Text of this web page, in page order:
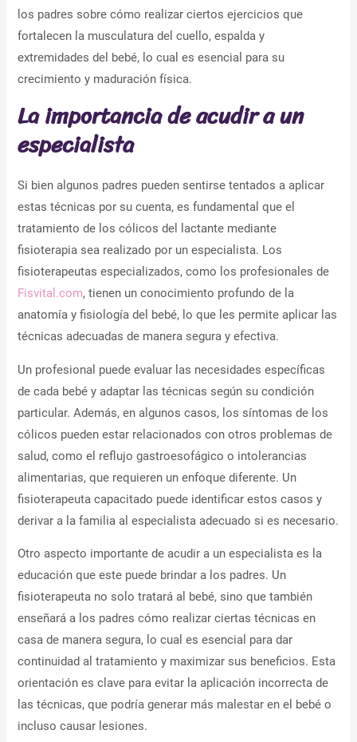
los padres sobre cómo realizar ciertos ejercicios que
fortalecen la musculatura del cuello, espalda y
extremidades del bebé, lo cual es esencial para su
crecimiento y maduración física.
La importancia de acudir a un
especialista
Si bien algunos padres pueden sentirse tentados a aplicar
estas técnicas por su cuenta, es fundamental que el
tratamiento de los cólicos del lactante mediante
fisioterapia sea realizado por un especialista. Los
fisioterapeutas especializados, como los profesionales de
Fisvital.com, tienen un conocimiento profundo de la
anatomía y fisiología del bebé, lo que les permite aplicar las
técnicas adecuadas de manera segura y efectiva.
Un profesional puede evaluar las necesidades específicas
de cada bebé y adaptar las técnicas según su condición
particular. Además, en algunos casos, los síntomas de los
cólicos pueden estar relacionados con otros problemas de
salud, como el reflujo gastroesofágico o intolerancias
alimentarias, que requieren un enfoque diferente. Un
fisioterapeuta capacitado puede identificar estos casos y
derivar a la familia al especialista adecuado si es necesario.
Otro aspecto importante de acudir a un especialista es la
educación que este puede brindar a los padres. Un
fisioterapeuta no solo tratará al bebé, sino que también
enseñará a los padres cómo realizar ciertas técnicas en
casa de manera segura, lo cual es esencial para dar
continuidad al tratamiento y maximizar sus beneficios. Esta
orientación es clave para evitar la aplicación incorrecta de
las técnicas, que podría generar más malestar en el bebé o
incluso causar lesiones.